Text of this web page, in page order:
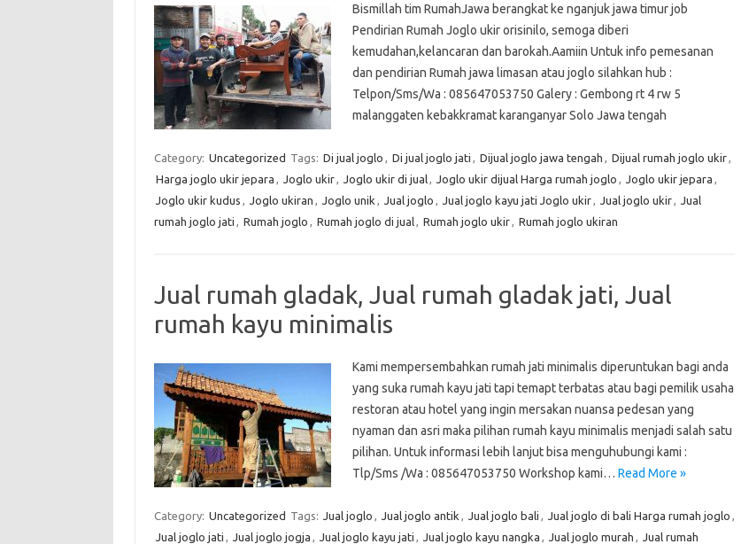
Bismillah tim RumahJawa berangkat ke nganjuk jawa timur job
Pendirian Rumah Joglo ukir orisinilo, semoga diberi
kemudahan,kelancaran dan barokah.Aamiin Untuk info pemesanan
dan pendirian Rumah jawa limasan atau joglo silahkan hub :
Telpon/Sms/Wa : 085647053750 Galery : Gembong rt 4 rw 5
malanggaten kebakkramat karanganyar Solo Jawa tengah
Category: Uncategorized Tags: Di jual joglo , Di jual joglo jati , Dijual joglo jawa tengah , Dijual rumah joglo ukir,
Harga joglo ukir jepara , Joglo ukir, Joglo ukir di jual, Joglo ukir dijual Harga rumah joglo , Joglo ukir jepara ,
Joglo ukir kudus , Joglo ukiran , Joglo unik , Jual joglo , Jual joglo kayu jati Joglo ukir, Jual joglo ukir, Jual
rumah joglo jati , Rumah joglo , Rumah joglo di jual, Rumah joglo ukir, Rumah joglo ukiran
Jual rumah gladak, Jual rumah gladak jati, Jual
rumah kayu minimalis
Kami mempersembahkan rumah jati minimalis diperuntukan bagi anda
yang suka rumah kayu jati tapi temapt terbatas atau bagi pemilik usaha
restoran atau hotel yang ingin mersakan nuansa pedesan yang
nyaman dan asri maka pilihan rumah kayu minimalis menjadi salah satu
pilihan. Untuk informasi lebih lanjut bisa menguhubungi kami :
Tlp/Sms /Wa : 085647053750 Workshop kami… Read More »
Category: Uncategorized Tags: Jual joglo , Jual joglo antik , Jual joglo bali , Jual joglo di bali Harga rumah joglo ,
Jual joglo jati , Jual joglo jogja , Jual joglo kayu jati , Jual joglo kayu nangka , Jual joglo murah , Jual rumah